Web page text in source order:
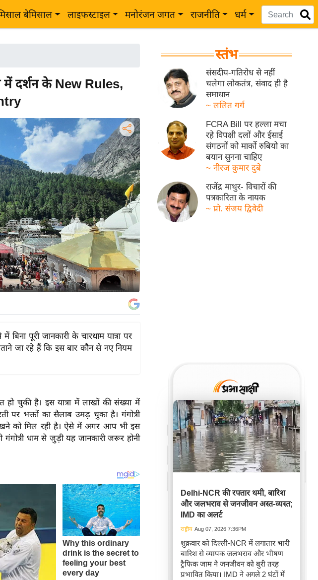
बेमिसाल लाइफस्टाइल मनोरंजन जगत राजनीति धर्म
में दर्शन के New Rules,
पूरी जानकारी के चारधाम यात्रा पर
जा रहे हैं कि इस बार कौन से नए नियम
हो चुकी है। इस यात्रा में लाखों की संख्या में
पर भक्तों का सैलाब उमड़ चुका है। गंगोत्री
को मिल रही है। ऐसे में अगर आप भी इस
गंगोत्री धाम से जुड़ी यह जानकारी जरूर होनी
स्तंभ
संसदीय-गतिरोध से नहीं
चलेगा लोकतंत्र, संवाद ही है
समाधान
~ ललित गर्ग
FCRA Bill पर हल्ला मचा
रहे विपक्षी दलों और ईसाई
संगठनों को मार्को रुबियो का
बयान सुनना चाहिए
~ नीरज कुमार दुबे
राजेंद्र माथुर- विचारों की
पत्रकारिता के नायक
~ प्रो. संजय द्विवेदी
Delhi-NCR की रफ्तार थमी, बारिश
और जलभराव से जनजीवन अस्त-व्यस्त;
IMD का अलर्ट
राष्ट्रीय Aug 07, 2026 7:36PM
शुक्रवार को दिल्ली-NCR में लगातार भारी
बारिश से व्यापक जलभराव और भीषण
ट्रैफिक जाम ने जनजीवन को बुरी तरह
प्रभावित किया। IMD ने अगले 2 घंटों में